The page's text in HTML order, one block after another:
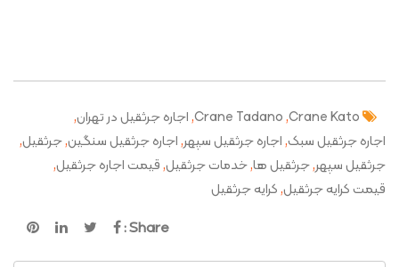
Crane Kato
,
Crane Tadano
,اجاره جرثقیل در تهران,
اجاره جرثقیل سبک,اجاره جرثقیل سپهر,اجاره جرثقیل سنگین,جرثقیل,
جرثقیل سپهر,جرثقیل ها,خدمات جرثقیل,قیمت اجاره جرثقیل,
قیمت کرایه جرثقیل,کرایه جرثقیل
Share :